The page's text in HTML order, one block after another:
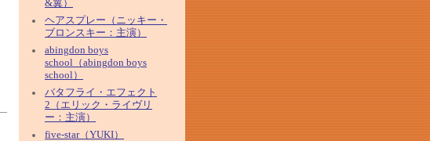
&翼）
ヘアスプレー（ニッキー・
ブロンスキー：主演）
abingdon boys
school（abingdon boys
school）
バタフライ・エフェクト
2（エリック・ライヴリ
ー：主演）
five-star（YUKI）